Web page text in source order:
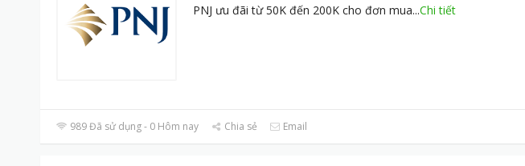
PNJ ưu đãi từ 50K đến 200K cho đơn mua...Chi tiết
989 Đã sử dụng - 0 Hôm nay Chia sẻ Email